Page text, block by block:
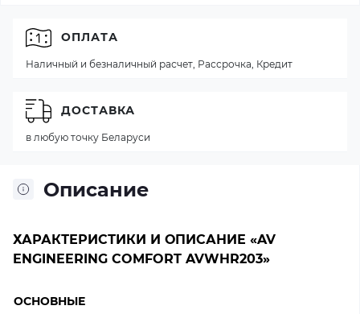
Описание
ХАРАКТЕРИСТИКИ И ОПИСАНИЕ «AV
ENGINEERING COMFORT AVWHR203»
ОСНОВНЫЕ
ОПЛАТА
Наличный и безналичный расчет, Рассрочка, Кредит
ДОСТАВКА
в любую точку Беларуси